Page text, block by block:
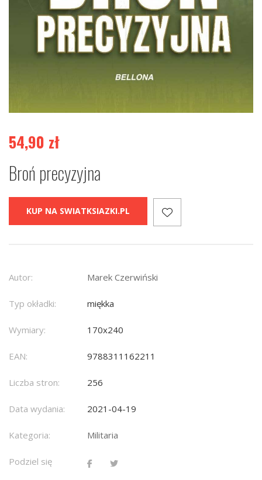
54,90 zł
Broń precyzyjna
KUP NA SWIATKSIAZKI.PL
Autor: Marek Czerwiński
Typ okładki: miękka
Wymiary: 170x240
EAN: 9788311162211
Liczba stron: 256
Data wydania: 2021-04-19
Kategoria: Militaria
Podziel się